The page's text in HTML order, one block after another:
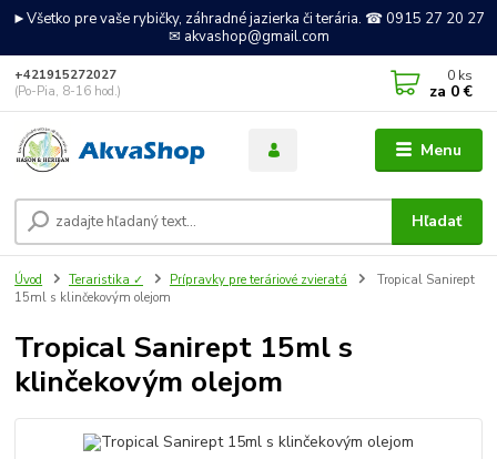
►Všetko pre vaše rybičky, záhradné jazierka či terária. ☎ 0915 27 20 27
✉ akvashop@gmail.com
Menu
Hľadať
+421915272027
(Po-Pia, 8-16 hod.)
0 ks
za 0 €
Úvod Teraristika ✓ Prípravky pre teráriové zvieratá
Tropical Sanirept
15ml s klinčekovým olejom
Tropical Sanirept 15ml s
klinčekovým olejom